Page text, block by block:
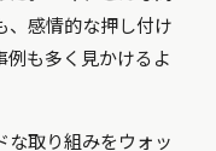
、感情的な押し付け
例も多く見かけるよ
な取り組みをウォッ